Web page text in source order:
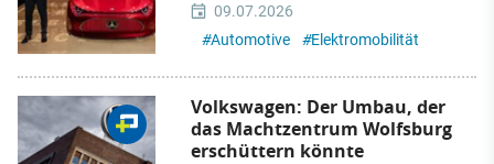
09.07.2026
#Automotive #Elektromobilität
Volkswagen: Der Umbau, der
das Machtzentrum Wolfsburg
erschüttern könnte